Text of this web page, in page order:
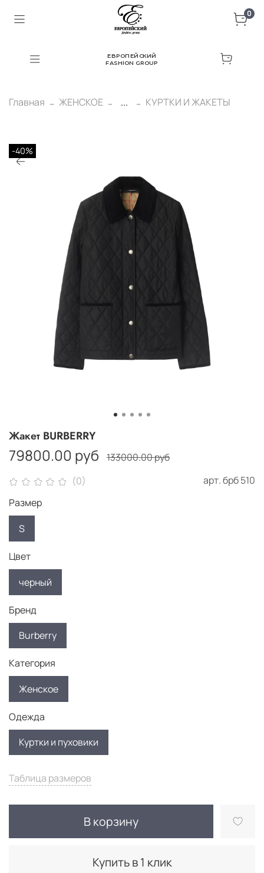
0
ЕВРОПЕЙСКИЙ
FASHION GROUP
Главная ЖЕНСКОЕ ... КУРТКИ И ЖАКЕТЫ
-40%
(0) арт.брб 510
Жакет BURBERRY
79800.00 руб 133000.00 руб
Таблица размеров
В корзину
Купить в 1 клик
Размер
S
Цвет
черный
Бренд
Burberry
Категория
Женское
Одежда
Куртки и пуховики